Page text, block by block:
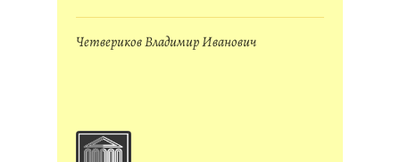
Четвериков Владимир Иванович